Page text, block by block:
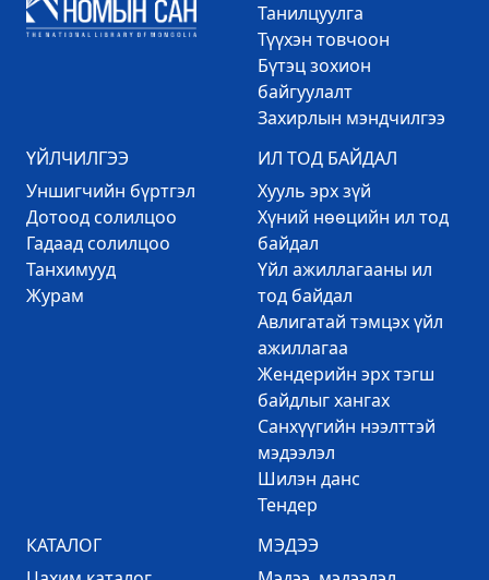
Танилцуулга
Түүхэн товчоон
Бүтэц зохион
байгуулалт
Захирлын мэндчилгээ
ҮЙЛЧИЛГЭЭ
Уншигчийн бүртгэл
Дотоод солилцоо
Гадаад солилцоо
Танхимууд
Журам
ИЛ ТОД БАЙДАЛ
Хууль эрх зүй
Хүний нөөцийн ил тод
байдал
Үйл ажиллагааны ил
тод байдал
Авлигатай тэмцэх үйл
ажиллагаа
Жендерийн эрх тэгш
байдлыг хангах
Санхүүгийн нээлттэй
мэдээлэл
Шилэн данс
Тендер
КАТАЛОГ
МЭДЭЭ